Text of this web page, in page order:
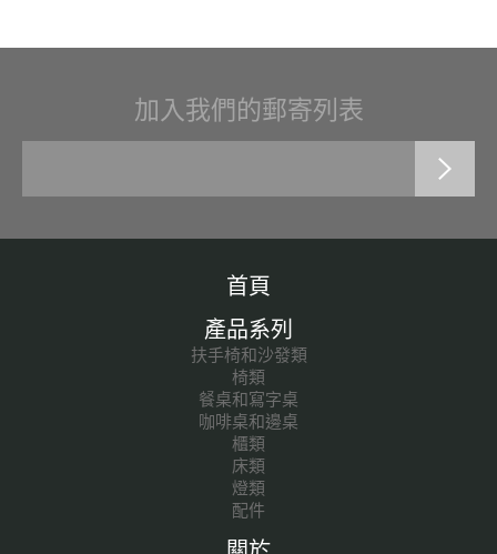
加入我們的郵寄列表
首頁
產品系列
扶手椅和沙發類
椅類
餐桌和寫字桌
咖啡桌和邊桌
櫃類
床類
燈類
配件